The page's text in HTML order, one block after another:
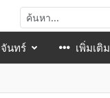
นทร์ เพิ่มเติม